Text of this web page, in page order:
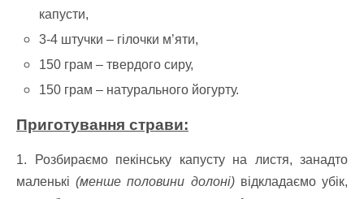
капусти,
3-4 штучки – гілочки м’яти,
150 грам – твердого сиру,
150 грам – натурального йогурту.
Приготування страви:
1. Розбираємо пекінську капусту на листя, занадто
маленькі(менше половини долоні)відкладаємо убік,